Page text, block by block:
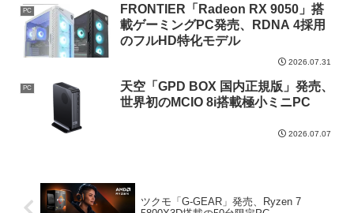
PC
FRONTIER「Radeon RX 9050」搭
載ゲーミングPC発売、RDNA 4採用
のフルHD特化モデル
2026.07.31
PC
天空「GPD BOX 国内正規版」発売、
世界初のMCIO 8i搭載極小ミニPC
2026.07.07
ツクモ「G-GEAR」発売、Ryzen 7